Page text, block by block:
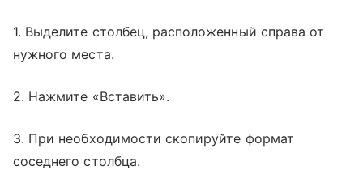
1. Выделите столбец, расположенный справа от
нужного места.
2. Нажмите «Вставить».
3. При необходимости скопируйте формат
соседнего столбца.